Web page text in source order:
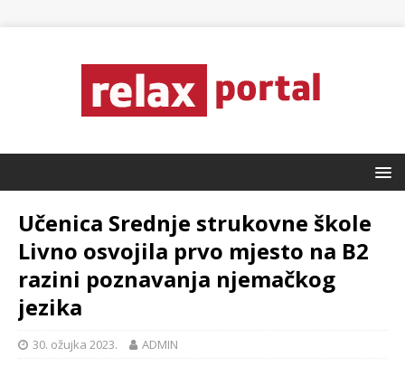
Učenica Srednje strukovne škole
Livno osvojila prvo mjesto na B2
razini poznavanja njemačkog
jezika
30. ožujka 2023. ADMIN